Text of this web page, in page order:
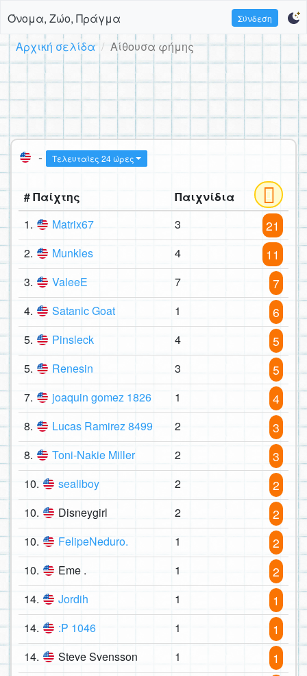
Όνομα, Ζώο, Πράγμα Σύνδεση
Αρχική σελίδα Αίθουσα φήμης
- Τελευταίες 24 ώρες
# Παίχτης
Παιχνίδια
1.
Matrix67 3 21
2. Munkles 4 11
3. ValeeE 7 7
4. Satanic Goat 1 6
5. Pinsleck 4 5
5. Renesin 3 5
7. joaquin gomez 1826 1 4
8. Lucas Ramirez 8499 2 3
8. Toni-Nakie Miller 2 3
10. sealiboy 2 2
10. Disneygirl 2 2
10. FelipeNeduro. 1 2
10. Eme . 1 2
14. Jordih 1 1
14. :P 1046 1 1
14. Steve Svensson 1 1